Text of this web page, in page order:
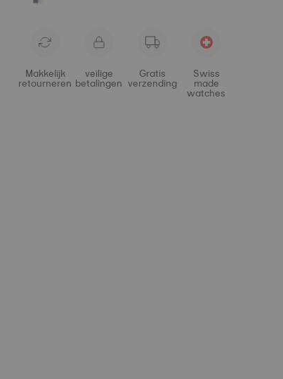
Makkelijk
retourneren
veilige
betalingen
Gratis
verzending
Swiss
made
watches